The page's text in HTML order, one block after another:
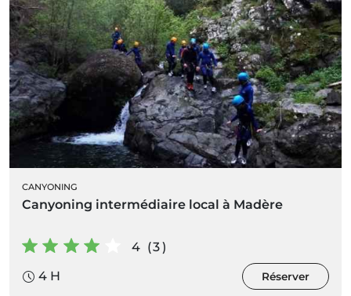
CANYONING
Canyoning intermédiaire local à Madère
4 (3)
4 H
Réserver